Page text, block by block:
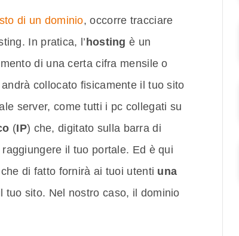
di un dominio, occorre tracciare
In pratica, l’ hosting è un
di una certa cifra mensile o
collocato fisicamente il tuo sito
server, come tutti i pc collegati su
(IP) che, digitato sulla barra di
il tuo portale. Ed è qui
di fatto fornirà ai tuoi utenti una
tuo sito. Nel nostro caso, il dominio